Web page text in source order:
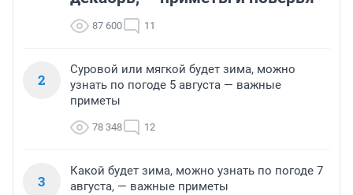
87 600 11
2
Суровой или мягкой будет зима, можно
узнать по погоде 5 августа — важные
приметы
78 348 12
3
Какой будет зима, можно узнать по погоде 7
августа, — важные приметы